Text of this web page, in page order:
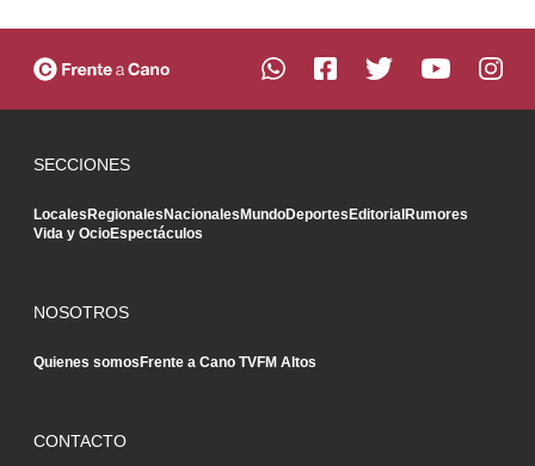
SECCIONES
LocalesRegionalesNacionalesMundoDeportesEditorialRumores
Vida y OcioEspectáculos
NOSOTROS
Quienes somosFrente a Cano TVFM Altos
CONTACTO